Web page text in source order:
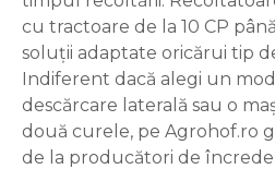
cu tractoare de la 10 CP
soluții adaptate oricărui tip
Indiferent dacă alegi un
descărcare laterală sau o
două curele, pe Agrohof.ro
de la producători de